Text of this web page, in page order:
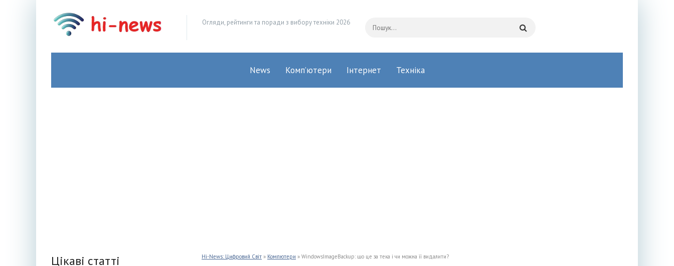
Огляди, рейтинги та поради з вибору техніки 2026
News Комп’ютери Інтернет Техніка
Hi-News: Цифровий Світ » Компютери » WindowsImageBackup: що це за тека і чи можна її видалити?
Цікаві статті